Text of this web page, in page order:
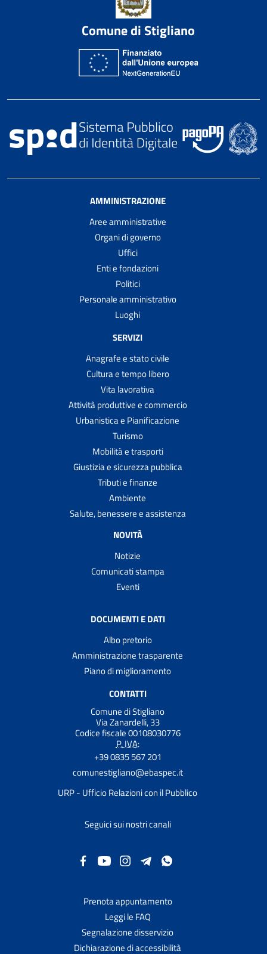
Comune di Stigliano
AMMINISTRAZIONE
Aree amministrative
Organi di governo
Uffici
Enti e fondazioni
Politici
Personale amministrativo
Luoghi
SERVIZI
Anagrafe e stato civile
Cultura e tempo libero
Vita lavorativa
Attività produttive e commercio
Urbanistica e Pianificazione
Turismo
Mobilità e trasporti
Giustizia e sicurezza pubblica
Tributi e finanze
Ambiente
Salute, benessere e assistenza
NOVITÀ
Notizie
Comunicati stampa
Eventi
DOCUMENTI E DATI
Albo pretorio
Amministrazione trasparente
Piano di miglioramento
CONTATTI
Comune di Stigliano
Via Zanardelli, 33
Codice fiscale 00108030776
P. IVA:
+39 0835 567 201
comunestigliano@ebaspec.it
URP - Ufficio Relazioni con il Pubblico
Seguici sui nostri canali
Prenota appuntamento
Leggi le FAQ
Segnalazione disservizio
Dichiarazione di accessibilità